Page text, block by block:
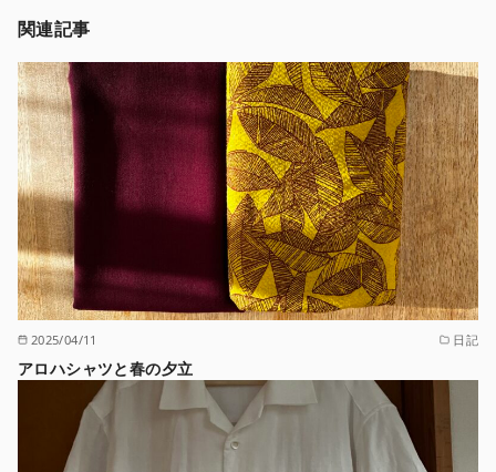
関連記事
2025/04/11 日記
アロハシャツと春の夕立